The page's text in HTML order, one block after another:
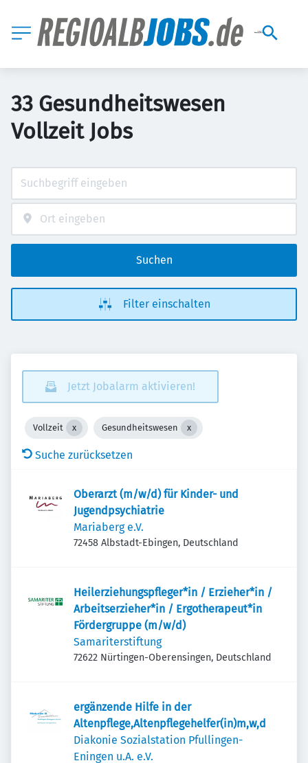
33 Gesundheitswesen
Vollzeit Jobs
Suchen
Filter einschalten
Jetzt Jobalarm aktivieren!
Vollzeit Gesundheitswesen
Suche zurücksetzen
Oberarzt (m/w/d) für Kinder- und
Jugendpsychiatrie
Mariaberg e.V.
72458 Albstadt-Ebingen, Deutschland
Heilerziehungspfleger*in / Erzieher*in /
Arbeitserzieher*in / Ergotherapeut*in
Fördergruppe (m/w/d)
Samariterstiftung
72622 Nürtingen-Oberensingen, Deutschland
ergänzende Hilfe in der
Altenpflege,Altenpflegehelfer(in)m,w,d
Diakonie Sozialstation Pfullingen-
Eningen u.A. e.V.